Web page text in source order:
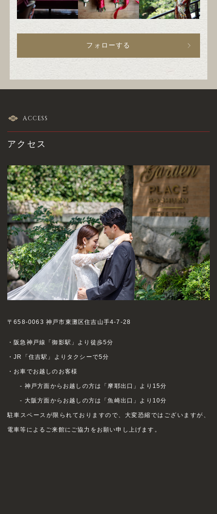
フォローする
ACCESS
アクセス
〒658-0063 神戸市東灘区住吉山手4-7-28
・阪急神戸線「御影駅」より徒歩5分
・JR「住吉駅」よりタクシーで5分
・お車でお越しのお客様
- 神戸方面からお越しの方は「摩耶出口」より15分
- 大阪方面からお越しの方は「魚崎出口」より10分
駐車スペースが限られておりますので、大変恐縮ではございますが、
電車等によるご来館にご協力をお願い申し上げます。